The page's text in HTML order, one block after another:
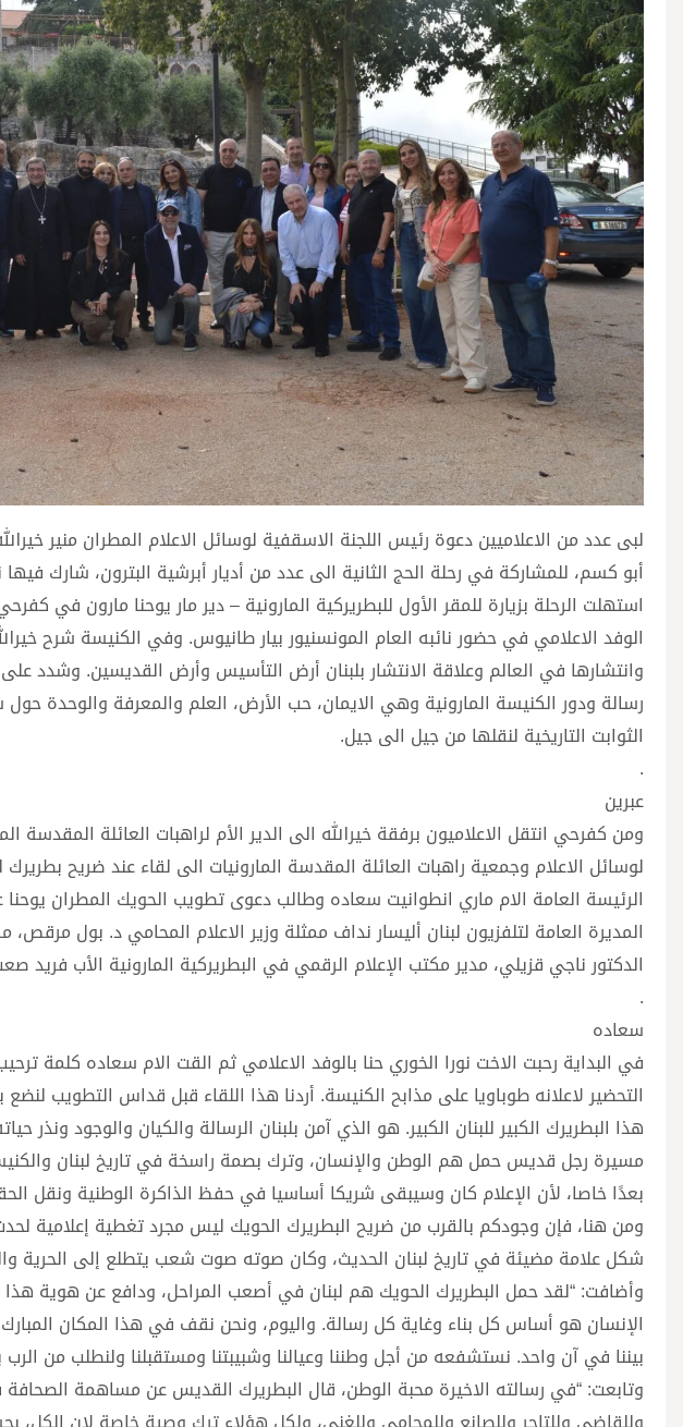
لبى عدد من الاعلاميين دعوة رئيس اللجنة الاسقفية لوسائل الاعلام المطران منير
أبو كسم، للمشاركة في رحلة الحج الثانية الى عدد من أديار أبرشية البترون، شارك
استهلت الرحلة بزيارة للمقر الأول للبطريركية المارونية – دير مار يوحنا مارون في
الوفد الاعلامي في حضور نائبه العام المونسنيور بيار طانيوس. وفي الكنيسة شرح
وانتشارها في العالم وعلاقة الانتشار بلبنان أرض التأسيس وأرض القديسين. وشدد
رسالة ودور الكنيسة المارونية وهي الايمان، حب الأرض، العلم والمعرفة والوحدة
الثوابت التاريخية لنقلها من جيل الى جيل.
.
عبرين
ومن كفرحي انتقل الاعلاميون برفقة خيرالله الى الدير الأم لراهبات العائلة المقدسة
لوسائل الاعلام وجمعية راهبات العائلة المقدسة المارونيات الى لقاء عند ضريح
الرئيسة العامة الام ماري انطوانيت سعاده وطالب دعوى تطويب الحويك المطران
المديرة العامة لتلفزيون لبنان أليسار نداف ممثلة وزير الاعلام المحامي د. بول
الدكتور ناجي قزيلي، مدير مكتب الإعلام الرقمي في البطريركية المارونية الأب فريد
.
سعاده
في البداية رحبت الاخت نورا الخوري حنا بالوفد الاعلامي ثم القت الام سعاده كلمة
التحضير لاعلانه طوباويا على مذابح الكنيسة. أردنا هذا اللقاء قبل قداس التطويب
هذا البطريرك الكبير للبنان الكبير. هو الذي آمن بلبنان الرسالة والكيان والوجود ونذر
مسيرة رجل قديس حمل هم الوطن والإنسان، وترك بصمة راسخة في تاريخ لبنان
بعدًا خاصا، لأن الإعلام كان وسيبقى شريكا أساسيا في حفظ الذاكرة الوطنية ونقل
ومن هنا، فإن وجودكم بالقرب من ضريح البطريرك الحويك ليس مجرد تغطية إعلامية
شكل علامة مضيئة في تاريخ لبنان الحديث، وكان صوته صوت شعب يتطلع إلى الحرية
وأضافت: “لقد حمل البطريرك الحويك هم لبنان في أصعب المراحل، ودافع عن هوية هذا
الإنسان هو أساس كل بناء وغاية كل رسالة. واليوم، ونحن نقف في هذا المكان
بيننا في آن واحد. نستشفعه من أجل وطننا وعيالنا وشبيبتنا ومستقبلنا ولنطلب من
وتابعت: “في رسالته الاخيرة محبة الوطن، قال البطريرك القديس عن مساهمة الصحافة